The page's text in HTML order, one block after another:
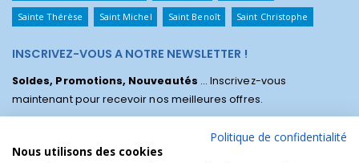
Sainte Thérèse Saint Michel Saint Benoît Saint Christophe
INSCRIVEZ-VOUS A NOTRE NEWSLETTER !
Soldes, Promotions, Nouveautés ... Inscrivez-vous
maintenant pour recevoir nos meilleures offres.
Politique de confidentialité
Nous utilisons des cookies